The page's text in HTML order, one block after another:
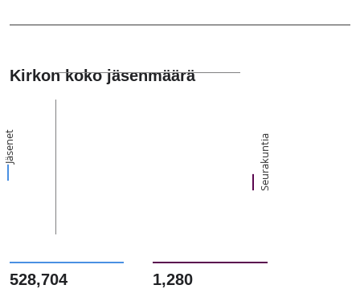
Kirkon koko jäsenmäärä
Jäsenet Seurakuntia
528,704 1,280